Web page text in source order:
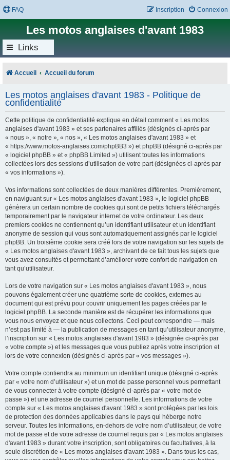
FAQ Connexion
Inscription
Les motos anglaises d'avant 1983
Links
Accueil Accueil du forum
Les motos anglaises d'avant 1983 - Politique de
confidentialité
Cette politique de confidentialité explique en détail comment « Les motos
anglaises d'avant 1983 » et ses partenaires affiliés (désignés ci-après par
« nous », « notre », « nos », « Les motos anglaises d'avant 1983 » et
« https://www.motos-anglaises.com/phpBB3 ») et phpBB (désigné ci-après par
« logiciel phpBB » et « phpBB Limited ») utilisent toutes les informations
collectées lors des sessions d’utilisation de votre part (désignées ci-après par
« vos informations »).
Vos informations sont collectées de deux manières différentes. Premièrement,
en naviguant sur « Les motos anglaises d'avant 1983 », le logiciel phpBB
génèrera un certain nombre de cookies qui sont de petits fichiers téléchargés
temporairement par le navigateur internet de votre ordinateur. Les deux
premiers cookies ne contiennent qu’un identifiant utilisateur et un identifiant
anonyme de session qui vous sont automatiquement assignés par le logiciel
phpBB. Un troisième cookie sera créé lors de votre navigation sur les sujets de
« Les motos anglaises d'avant 1983 », archivant de ce fait tous les sujets que
vous avez consultés et permettant d’améliorer votre confort de navigation en
tant qu’utilisateur.
Lors de votre navigation sur « Les motos anglaises d'avant 1983 », nous
pouvons également créer une quatrième sorte de cookies, externes au
document qui est prévu pour couvrir uniquement les pages créées par le
logiciel phpBB. La seconde manière est de récupérer les informations que
vous nous envoyez et que nous collectons. Ceci peut correspondre — mais
n’est pas limité à — la publication de messages en tant qu’utilisateur anonyme,
l’inscription sur « Les motos anglaises d'avant 1983 » (désignée ci-après par
« votre compte ») et les messages que vous publiez après votre inscription et
lors de votre connexion (désignés ci-après par « vos messages »).
Votre compte contiendra au minimum un identifiant unique (désigné ci-après
par « votre nom d’utilisateur ») et un mot de passe personnel vous permettant
de vous connecter à votre compte (désigné ci-après par « votre mot de
passe ») et une adresse de courriel personnelle. Les informations de votre
compte sur « Les motos anglaises d'avant 1983 » sont protégées par les lois
de protection des données applicables dans le pays qui héberge notre
serveur. Toutes les informations, en-dehors de votre nom d’utilisateur, de votre
mot de passe et de votre adresse de courriel requis par « Les motos anglaises
d'avant 1983 » durant votre inscription, sont obligatoires ou facultatives, à la
seule discrétion de « Les motos anglaises d'avant 1983 ». Dans tous les cas,